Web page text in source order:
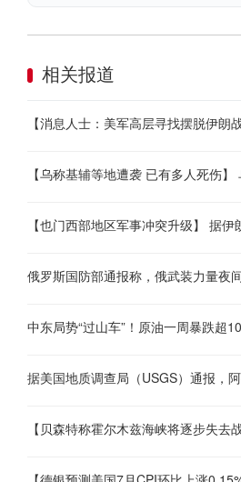
相关报道
俄罗斯国防部通报称，俄武装力量夜
中东局势“过山车”！原油一周暴跌超